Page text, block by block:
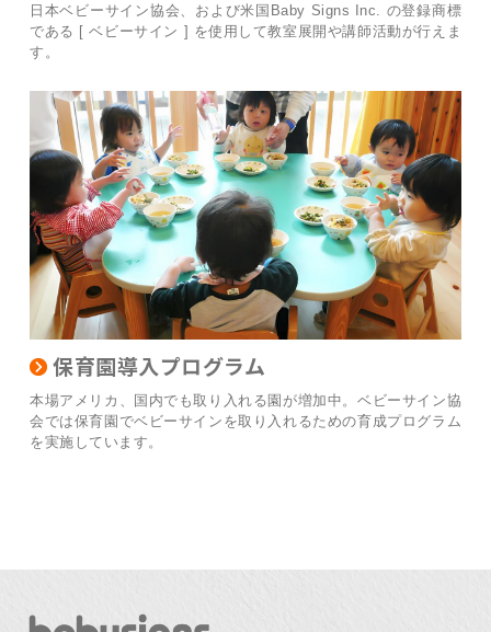
日本ベビーサイン協会、および米国Baby Signs Inc. の登録商標
である [ ベビーサイン ] を使用して教室展開や講師活動が行えま
す。
保育園導入プログラム
本場アメリカ、国内でも取り入れる園が増加中。ベビーサイン協
会では保育園でベビーサインを取り入れるための育成プログラム
を実施しています。